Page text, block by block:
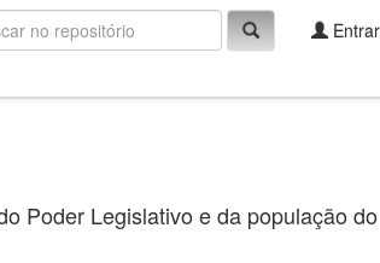
Poder Legislativo e da população do